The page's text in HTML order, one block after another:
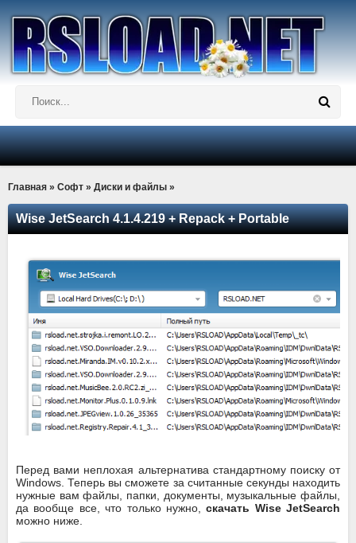
Главная » Софт » Диски и файлы »
Wise JetSearch 4.1.4.219 + Repack + Portable
Перед вами неплохая альтернатива стандартному поиску от
Windows. Теперь вы сможете за считанные секунды находить
нужные вам файлы, папки, документы, музыкальные файлы,
да вообще все, что только нужно,скачать Wise JetSearch
можно ниже.